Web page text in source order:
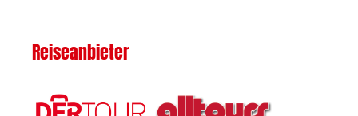
Reiseanbieter